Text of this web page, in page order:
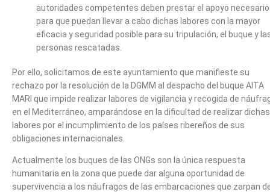
autoridades competentes deben prestar el apoyo necesario
para que puedan llevar a cabo dichas labores con la mayor
eficacia y seguridad posible para su tripulación, el buque y
personas rescatadas.
Por ello, solicitamos de este ayuntamiento que manifieste su
rechazo por la resolución de la DGMM al despacho del buque AITA
MARI que impide realizar labores de vigilancia y recogida de
en el Mediterráneo, amparándose en la dificultad de realizar dichas
labores por el incumplimiento de los países ribereños de sus
obligaciones internacionales.
Actualmente los buques de las ONGs son la única respuesta
humanitaria en la zona que puede dar alguna oportunidad de
supervivencia a los náufragos de las embarcaciones que zarpan